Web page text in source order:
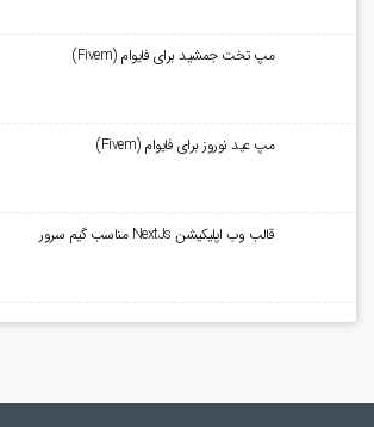
مپ تخت جمشید برای فایوام (Fivem)
مپ عید نوروز برای فایوام (Fivem)
قالب وب اپلیکیشن NextJs مناسب گیم سرور